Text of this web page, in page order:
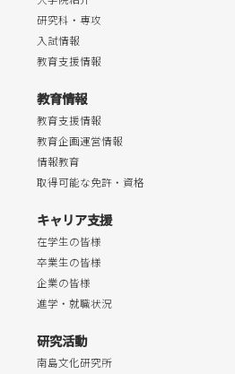
研究科・専攻
入試情報
教育支援情報
教育情報
教育支援情報
教育企画運営情報
情報教育
取得可能な免許・資格
キャリア支援
在学生の皆様
卒業生の皆様
企業の皆様
進学・就職状況
研究活動
南島文化研究所